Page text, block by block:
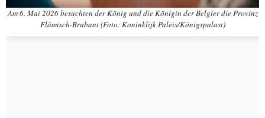
Am 6. Mai 2026 besuchten der König und die Königin der Belgier die Provinz
Flämisch-Brabant (Foto: Koninklijk Paleis/Königspalast)